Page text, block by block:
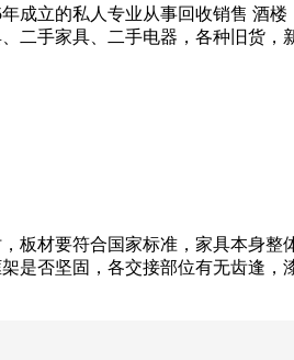
成立的私人专业从事回收销售 酒
二手家具、二手电器，各种旧货，
板材要符合国家标准，家具本身
是否坚固，各交接部位有无齿逢，